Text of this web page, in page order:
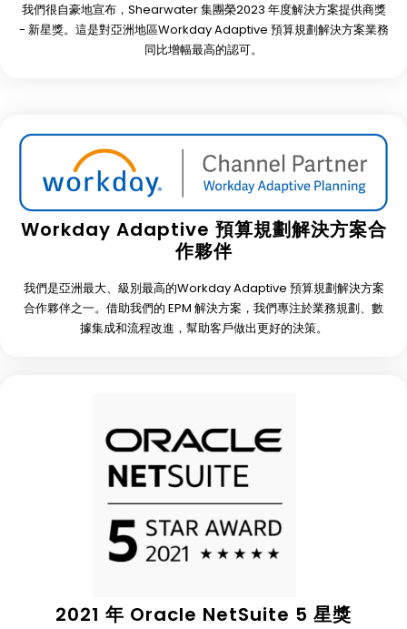
我們很自豪地宣布，Shearwater 集團榮2023 年度解決方案提供商獎
- 新星獎。這是對亞洲地區Workday Adaptive 預算規劃解決方案業務
同比增幅最高的認可。
Workday Adaptive 預算規劃解決方案合
作夥伴
我們是亞洲最大、級別最高的Workday Adaptive 預算規劃解決方案
合作夥伴之一。借助我們的 EPM 解決方案，我們專注於業務規劃、數
據集成和流程改進，幫助客戶做出更好的決策。
2021 年 Oracle NetSuite 5 星獎